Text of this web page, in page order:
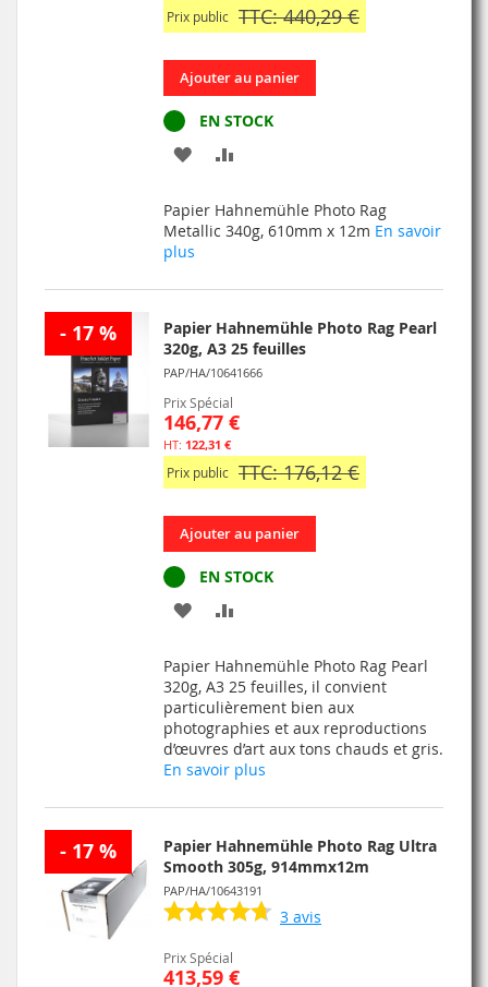
Prix public TTC: 440,29 €
Ajouter au panier
EN STOCK
AJOUTER
MA
COMPARATEUR
Papier Hahnemühle Photo Rag
Metallic 340g, 610mm x 12m En savoir
plus
- 17 %
Papier Hahnemühle Photo Rag Pearl
320g, A3 25 feuilles
PAP/HA/10641666
Prix Spécial
146,77 €
122,31 €
Prix public TTC: 176,12 €
Ajouter au panier
EN STOCK
AJOUTER
MA
LISTE
D’ENVIE
COMPARATEUR
Papier Hahnemühle Photo Rag Pearl
320g, A3 25 feuilles, il convient
particulièrement bien aux
photographies et aux reproductions
d’œuvres d’art aux tons chauds et gris.
En savoir plus
- 17 %
Papier Hahnemühle Photo Rag Ultra
Smooth 305g, 914mmx12m
PAP/HA/10643191
3 avis
Prix Spécial
413,59 €